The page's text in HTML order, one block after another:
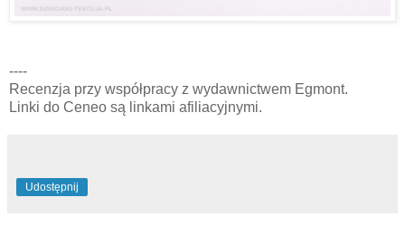
----
Recenzja przy współpracy z wydawnictwem Egmont.
Linki do Ceneo są linkami afiliacyjnymi.
Udostępnij